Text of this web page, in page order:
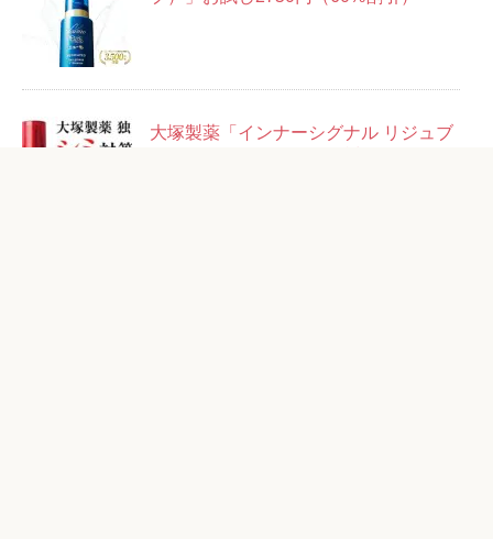
大塚製薬「インナーシグナル リジュブ